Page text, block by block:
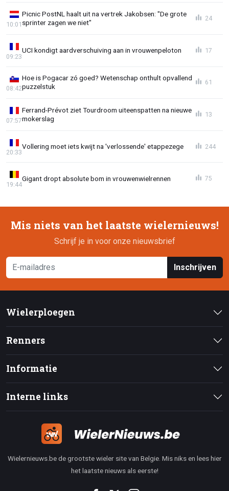
Picnic PostNL haalt uit na vertrek Jakobsen: "De grote
sprinter zagen we niet"
10:01
24
UCI kondigt aardverschuiving aan in vrouwenpeloton
09:23
17
Hoe is Pogacar zó goed? Wetenschap onthult opvallend
puzzelstuk
08:42
61
Ferrand-Prévot ziet Tourdroom uiteenspatten na nieuwe
mokerslag
07:57
13
Vollering moet iets kwijt na 'verlossende' etappezege
20:33
244
Gigant dropt absolute bom in vrouwenwielrennen
19:44
75
Mis niets van het laatste wielernieuws!
Schrijf je in voor onze nieuwsbrief
Inschrijven
Wielerploegen
Renners
Informatie
Interne links
Wielernieuws.be de grootste wieler site van Belgie. Mis niks en lees hier
het laatste nieuws als eerste!